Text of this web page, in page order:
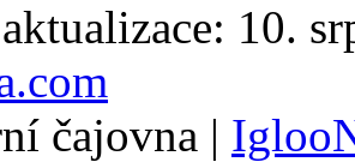
10.
čajovna |